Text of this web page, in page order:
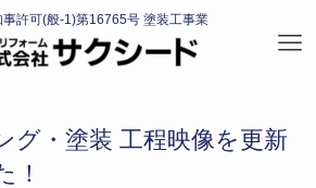
グ・塗装 工程映像を更新
！